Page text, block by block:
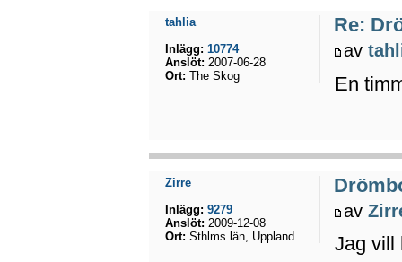
Re:
av
En
tahlia
Inlägg: 10774
Anslöt: 2007-06-28
Ort: The Skog
av
Jag vill
Zirre
Inlägg: 9279
Anslöt: 2009-12-08
Ort: Sthlms län, Uppland